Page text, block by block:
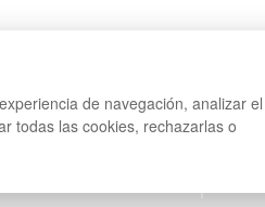
de navegación, analizar el
todas las cookies, rechazarlas o